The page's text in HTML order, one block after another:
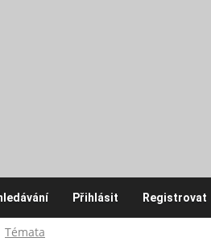
Přihlásit Registrovat
Témata